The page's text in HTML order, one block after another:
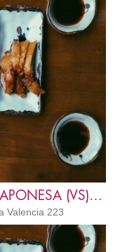
8. BASICOS DE LA COCINA JAPONESA (VS) IC
Valencia 223